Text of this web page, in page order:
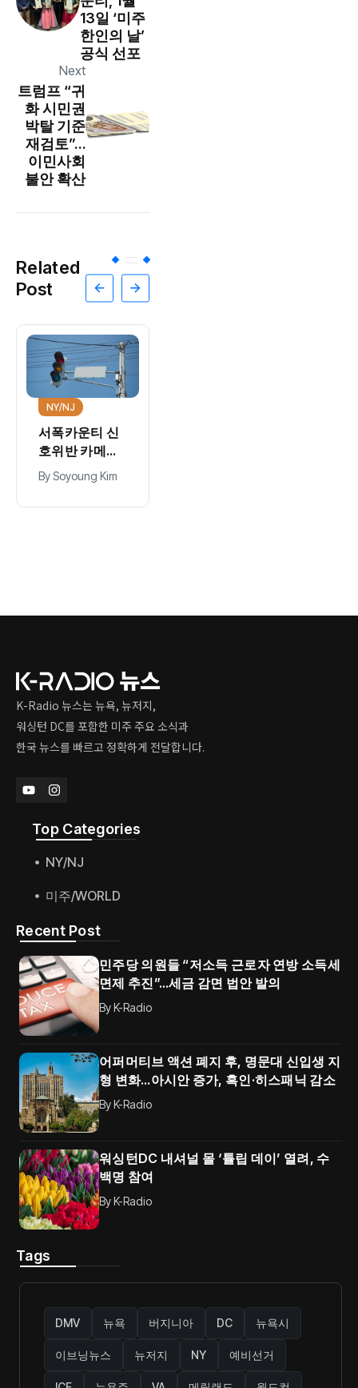
13일 ‘미주
한인의 날’
공식 선포
Next
트럼프 “귀
화 시민권
박탈 기준
재검토”…
이민사회
불안 확산
Related
Post
NY/NJ
“프린스턴대,
링크드인 선정
2026 미국 최
K-Radio 뉴스는 뉴욕, 뉴저지,
워싱턴 DC를 포함한 미주 주요 소식과
한국 뉴스를 빠르고 정확하게 전달합니다.
Top Categories​
NY/NJ
미주/WORLD
Recent Post
민주당 의원들 “저소득 근로자 연방 소득세
면제 추진”…세금 감면 법안 발의
ByK-Radio
어퍼머티브 액션 폐지 후, 명문대 신입생 지
형 변화…아시안 증가, 흑인·히스패닉 감소
ByK-Radio
워싱턴DC 내셔널 몰 ‘튤립 데이’ 열려, 수
백명 참여
ByK-Radio
Tags
DMV 뉴욕 버지니아 DC 뉴욕시
이브닝뉴스 뉴저지 NY 예비선거